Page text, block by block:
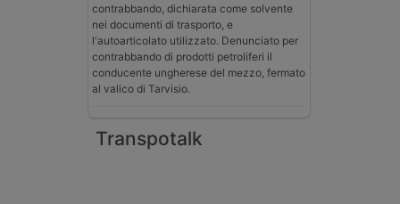
contrabbando, dichiarata come solvente
nei documenti di trasporto, e
l'autoarticolato utilizzato. Denunciato per
contrabbando di prodotti petroliferi il
conducente ungherese del mezzo, fermato
al valico di Tarvisio.
Transpotalk